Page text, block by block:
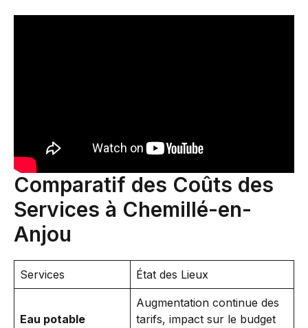
Comparatif des Coûts des
Services à Chemillé-en-
Anjou
Services État des Lieux
Eau potable
Augmentation continue des
tarifs, impact sur le budget